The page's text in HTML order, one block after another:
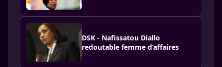
DSK - Nafissatou Diallo
redoutable femme d’affaires